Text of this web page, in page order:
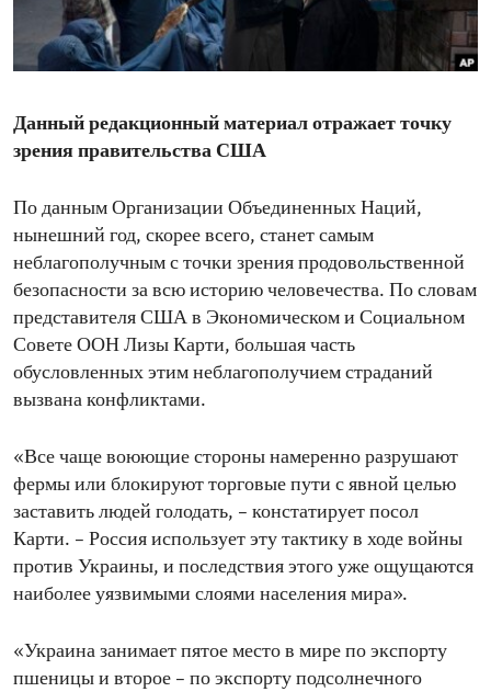
ENVIRONMENT AND HEALTH
IDEALS AND INSTITUTIONS
Данный редакционный материал отражает точку
зрения правительства США
По данным Организации Объединенных Наций,
нынешний год, скорее всего, станет самым
неблагополучным с точки зрения продовольственной
безопасности за всю историю человечества. По словам
представителя США в Экономическом и Социальном
Совете ООН Лизы Карти, большая часть
обусловленных этим неблагополучием страданий
вызвана конфликтами.
«Все чаще воюющие стороны намеренно разрушают
фермы или блокируют торговые пути с явной целью
заставить людей голодать, – констатирует посол
Карти. – Россия использует эту тактику в ходе войны
против Украины, и последствия этого уже ощущаются
наиболее уязвимыми слоями населения мира».
«Украина занимает пятое место в мире по экспорту
пшеницы и второе – по экспорту подсолнечного